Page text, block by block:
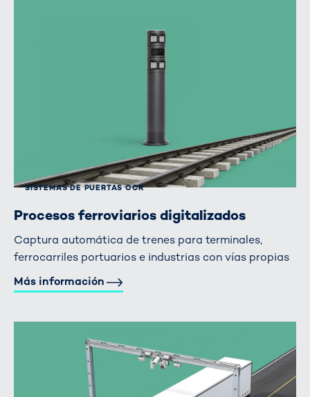
SISTEMAS DE PUERTAS OCR
Procesos ferroviarios digitalizados
Captura automática de trenes para terminales,
ferrocarriles portuarios e industrias con vías propias
Más información